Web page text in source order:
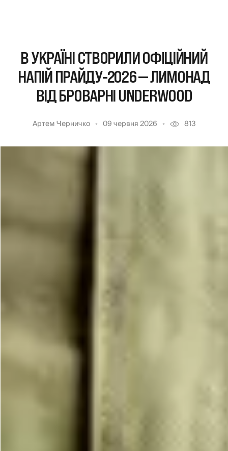
В УКРАЇНІ СТВОРИЛИ ОФІЦІЙНИЙ
НАПІЙ ПРАЙДУ-2026 — ЛИМОНАД
ВІД БРОВАРНІ UNDERWOOD
Артем Черничко 09 червня 2026 813